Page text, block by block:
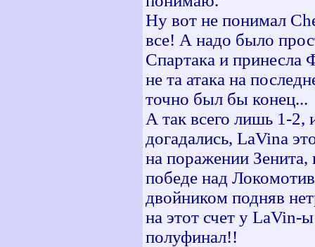
Ну вот не понимал
все! А надо было
Спартака и принесла
не та атака на
точно был бы конец...
А так всего лишь 1-2,
догадались, LaVina
на поражении Зенита,
победе над
двойником подняв
на этот счет у LaVin-
полуфинал!!